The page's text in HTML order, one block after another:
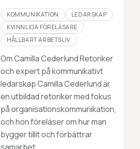
KOMMUNIKATION
LEDARSKAP
KVINNLIGA FÖRELÄSARE
HÅLLBART ARBETSLIV
Om Camilla Cederlund Retoriker
och expert på kommunikativt
ledarskap Camilla Cederlund är
en utbildad retoriker med fokus
på organisationskommunikation,
och hon föreläser om hur man
bygger tillit och förbättrar